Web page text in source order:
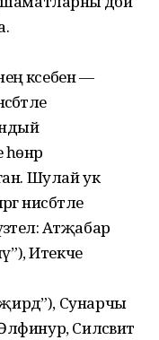
кәсебенә —
Шулай ук
нисбәтле
Атҗабар
Итекче
Сунарчы
Силсәвит